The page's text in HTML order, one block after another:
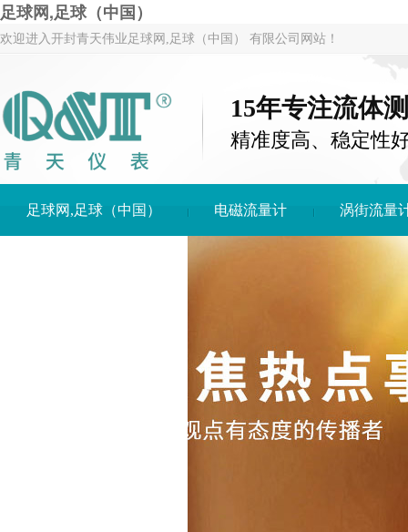
足球网,足球（中国）
欢迎进入开封青天伟业足球网,足球（中国） 有限公司网站！
15年专注流体
精准度高、稳定性
足球网,足球（中国） 电磁流量计 涡街流量